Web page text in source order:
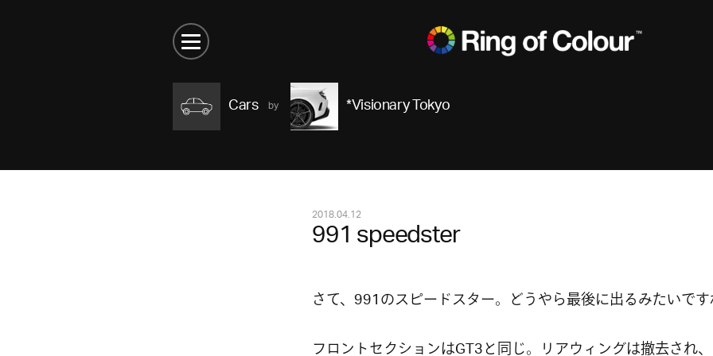
Cars *Visionary Tokyo
2018.04.12
991 speedster
さて、991のスピードスター。どうやら最後に出るみたいです